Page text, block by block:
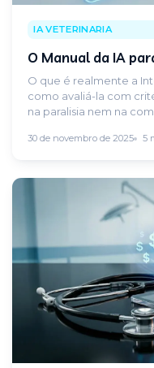
IA VETERINARIA
O Manual da IA
O que é realmente a
como avaliá-la com
na paralisia nem na
30 de novembro de 2025 5